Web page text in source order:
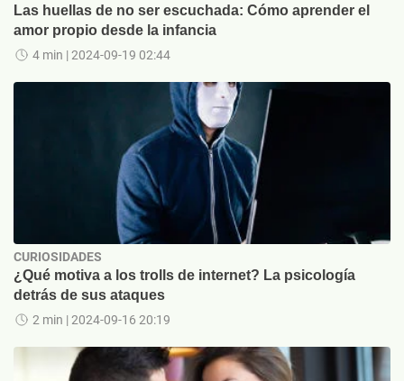
Las huellas de no ser escuchada: Cómo aprender el
amor propio desde la infancia
4 min | 2024-09-19 02:44
CURIOSIDADES
¿Qué motiva a los trolls de internet? La psicología
detrás de sus ataques
2 min | 2024-09-16 20:19